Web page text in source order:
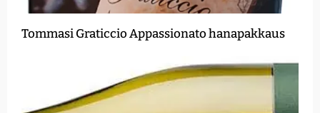
Tommasi Graticcio Appassionato hanapakkaus